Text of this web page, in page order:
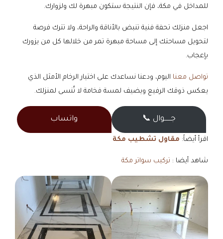
للمداخل في مكة، فإن النتيجة ستكون مبهرة لك ولزوارك.
اجعل منزلك تحفة فنية تنبض بالأناقة والراحة، ولا تترك فرصة
لتحويل مساحتك إلى مساحة مبهرة تمر من خلالها كل من يزورك
بإعجاب.
تواصل معنا اليوم، ودعنا نساعدك على اختيار الرخام الأمثل الذي
يعكس ذوقك الرفيع ويضيف لمسة فخامة لا تُنسى لمنزلك.
جــــــوال 📞 واتساب
اقرأ أيضاً: مقاول تشطيب مكة
شاهد أيضا : تركيب سواتر مكة